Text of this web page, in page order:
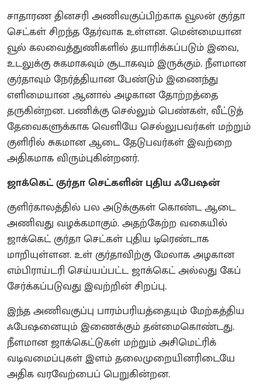
சாதாரண தினசரி அணிவகுப்பிற்காக வூலன் குர்தா
செட்கள் சிறந்த தேர்வாக உள்ளன. மென்மையான
வூல் கலவைத்துணிகளில் தயாரிக்கப்படும் இவை,
உடலுக்கு சுகமாகவும் சூடாகவும் இருக்கும். நீளமான
குர்தாவும் நேர்த்தியான பேண்டும் இணைந்து
எளிமையான ஆனால் அழகான தோற்றத்தை
தருகின்றன. பணிக்கு செல்லும் பெண்கள், வீட்டுத்
தேவைகளுக்காக வெளியே செல்லுபவர்கள் மற்றும்
குளிரில் சுகமான ஆடை தேடுபவர்கள் இவற்றை
அதிகமாக விரும்புகின்றனர்.
ஜாக்கெட் குர்தா செட்களின் புதிய ஃபேஷன்
குளிர்காலத்தில் பல அடுக்குகள் கொண்ட ஆடை
அணிவது வழக்கமாகும். அதற்கேற்ற வகையில்
ஜாக்கெட் குர்தா செட்கள் புதிய டிரெண்டாக
மாறியுள்ளன. உள் குர்தாவிற்கு மேலாக அழகான
எம்பிராய்டரி செய்யப்பட்ட ஜாக்கெட் அல்லது கேப்
சேர்க்கப்படுவது இவற்றின் சிறப்பு.
இந்த அணிவகுப்பு பாரம்பரியத்தையும் மேற்கத்திய
ஃபேஷனையும் இணைக்கும் தன்மைகொண்டது.
நீளமான ஜாக்கெட்டுகள் மற்றும் அசிமெட்ரிக்
வடிவமைப்புகள் இளம் தலைமுறையினரிடையே
அதிக வரவேற்பைப் பெறுகின்றன.